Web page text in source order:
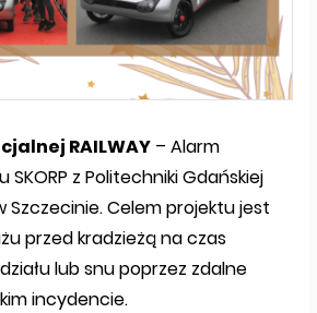
RAILWAY– Alarm
SKORP z Politechniki Gdańskiej
Szczecinie. Celem projektu jest
przed kradzieżą na czas
lub snu poprzez zdalne
incydencie.